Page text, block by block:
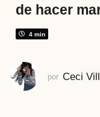
á
s
a
ñ
de hacer
4 min
por Ceci